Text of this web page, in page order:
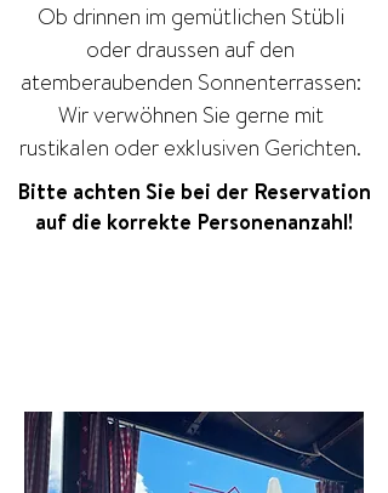
Ob drinnen im gemütlichen Stübli
oder draussen auf den
atemberaubenden Sonnenterrassen:
Wir verwöhnen Sie gerne mit
rustikalen oder exklusiven Gerichten.
Bitte achten Sie bei der Reservation
auf die korrekte Personenanzahl!